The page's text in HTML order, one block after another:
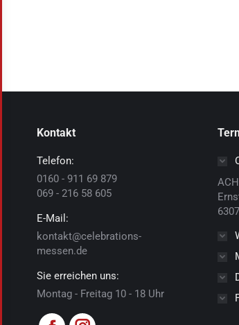
Kontakt
Telefon:
0160 - 911 69 879
069 - 216 58 605
E-Mail:
kontakt@celebrations-
messen.de
Sie erreichen uns:
Montag - Freitag 10 - 18 Uhr
Finden Sie uns auf: